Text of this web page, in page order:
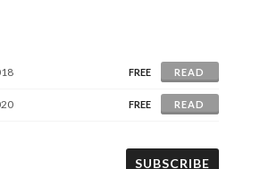
FREE READ
FREE READ
SUBSCRIBE